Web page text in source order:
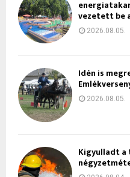
vezetett be
2026.08.05.
Idén is
2026.08.05.
Kigyulladt a